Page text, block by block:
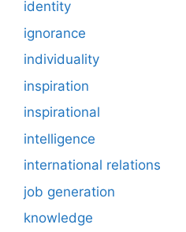
identity
ignorance
individuality
inspiration
inspirational
intelligence
international relations
job generation
knowledge